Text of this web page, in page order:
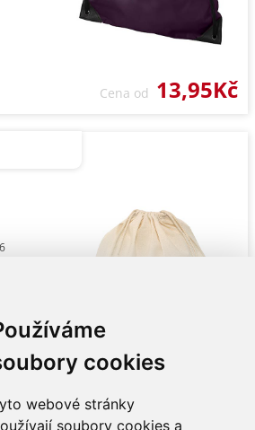
cookies
webové stránky
soubory cookies a
Cena od 13,95Kč
Cena od42,12Kč